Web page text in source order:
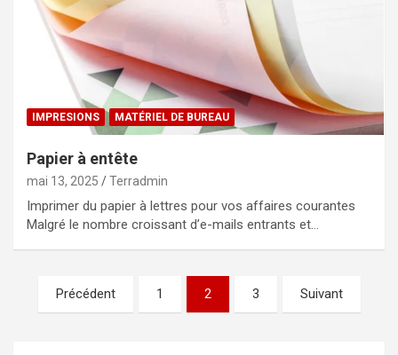
IMPRESIONS MATÉRIEL DE BUREAU
Papier à entête
mai 13, 2025 Terradmin
Imprimer du papier à lettres pour vos affaires courantes
Malgré le nombre croissant d’e-mails entrants et…
Pagination
des
Précédent 1 2 3 Suivant